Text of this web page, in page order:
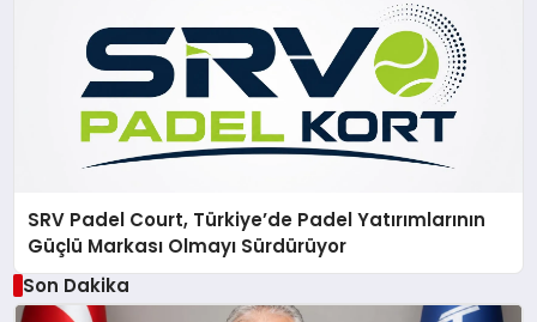
SRV Padel Court, Türkiye’de Padel Yatırımlarının
Güçlü Markası Olmayı Sürdürüyor
Son Dakika